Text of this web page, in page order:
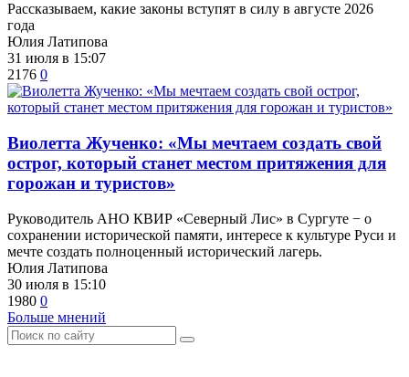
Рассказываем, какие законы вступят в силу в августе 2026
года
Юлия Латипова
31 июля в 15:07
2176 0
Виолетта Жученко: «Мы мечтаем создать свой
острог, который станет местом притяжения для
горожан и туристов»
Руководитель АНО КВИР «Северный Лис» в Сургуте − о
сохранении исторической памяти, интересе к культуре Руси и
мечте создать полноценный исторический лагерь.
Юлия Латипова
30 июля в 15:10
1980 0
Больше мнений